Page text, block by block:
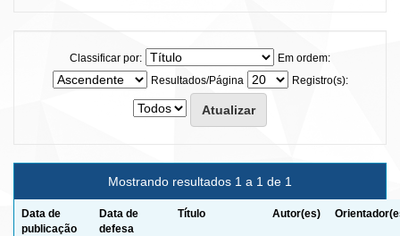
Classificar por:
Em ordem:
Resultados/Página
Registro(s):
Mostrando resultados 1 a 1 de 1
Data de
publicação
Data de
defesa
Título Autor(es)